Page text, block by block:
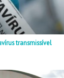
transmissível